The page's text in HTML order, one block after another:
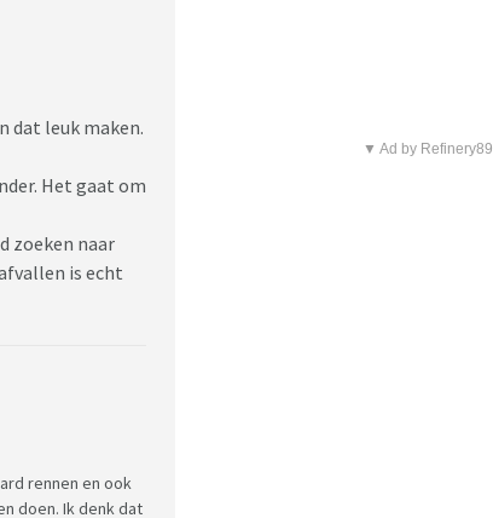
dat leuk maken.
Het gaat om
zoeken naar
is echt
rennen en ook
doen. Ik denk dat
▼ Ad by Refinery89